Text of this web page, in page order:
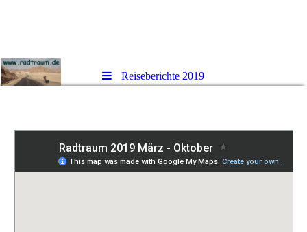
Reiseberichte 2019